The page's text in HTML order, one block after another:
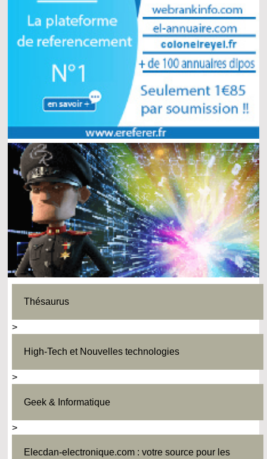
Thésaurus
>
High-Tech et Nouvelles technologies
>
Geek & Informatique
>
Elecdan-electronique.com : votre source pour les